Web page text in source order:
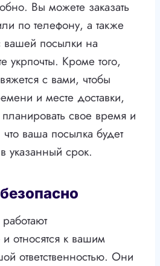
Вы можете заказать
по телефону, а также
вашей посылки на
укрпочты. Кроме того,
с вами, чтобы
и месте доставки,
свое время и
ваша посылка будет
указанный срок.
относятся к вашим
ответственностью. Они